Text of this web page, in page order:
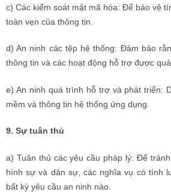
c) Các kiểm soát mật mã hóa: Để bảo vệ
toàn vẹn của thông tin.
d) An ninh các tệp hệ thống: Đảm bảo
thông tin và các hoạt động hỗ trợ được
e) An ninh quá trình hỗ trợ và phát triển:
mềm và thông tin hệ thống ứng dụng.
9. Sự tuân thủ
a) Tuân thủ các yêu cầu pháp lý: Để
hình sự và dân sự, các nghĩa vụ có tính
bất kỳ yêu cầu an ninh nào.